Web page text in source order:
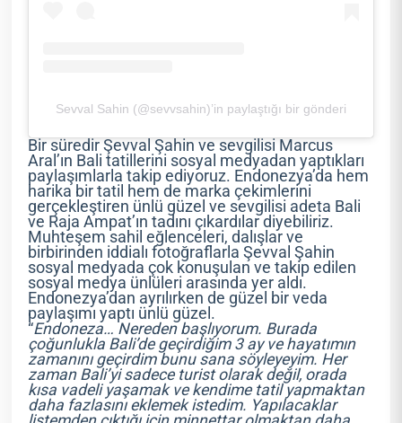
Sevval Sahin (@sevvsahin)’in paylaştığı bir gönderi
Bir süredir Şevval Şahin ve sevgilisi Marcus
Aral’ın Bali tatillerini sosyal medyadan yaptıkları
paylaşımlarla takip ediyoruz. Endonezya’da hem
harika bir tatil hem de marka çekimlerini
gerçekleştiren ünlü güzel ve sevgilisi adeta Bali
ve Raja Ampat’ın tadını çıkardılar diyebiliriz.
Muhteşem sahil eğlenceleri, dalışlar ve
birbirinden iddialı fotoğraflarla Şevval Şahin
sosyal medyada çok konuşulan ve takip edilen
sosyal medya ünlüleri arasında yer aldı.
Endonezya’dan ayrılırken de güzel bir veda
paylaşımı yaptı ünlü güzel.
“Endoneza… Nereden başlıyorum. Burada
çoğunlukla Bali’de geçirdiğim 3 ay ve hayatımın
zamanını geçirdim bunu sana söyleyeyim. Her
zaman Bali’yi sadece turist olarak değil, orada
kısa vadeli yaşamak ve kendime tatil yapmaktan
daha fazlasını eklemek istedim. Yapılacaklar